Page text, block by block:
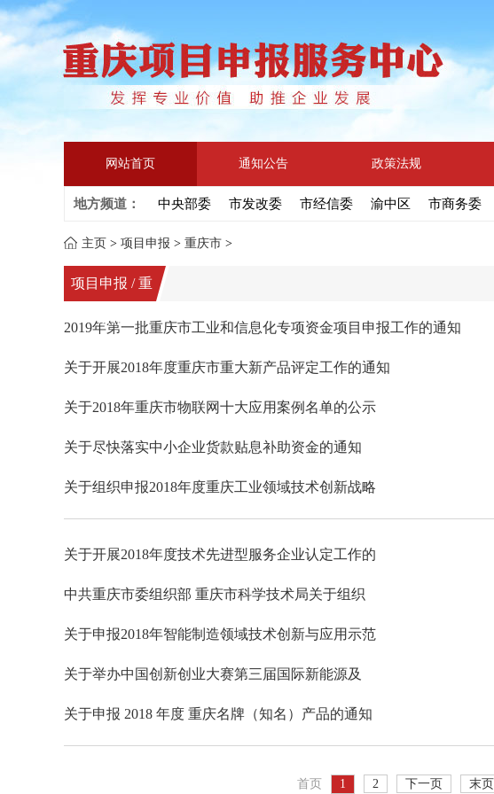
网站首页 通知公告 政策法规
地方频道： 中央部委 市发改委 市经信委 渝中区 市商务委
主页 > 项目申报 > 重庆市 >
项目申报 / 重
庆市
2019年第一批重庆市工业和信息化专项资金项目申报工作的通知
关于开展2018年度重庆市重大新产品评定工作的通知
关于2018年重庆市物联网十大应用案例名单的公示
关于尽快落实中小企业货款贴息补助资金的通知
关于组织申报2018年度重庆工业领域技术创新战略
关于开展2018年度技术先进型服务企业认定工作的
中共重庆市委组织部 重庆市科学技术局关于组织
关于申报2018年智能制造领域技术创新与应用示范
关于举办中国创新创业大赛第三届国际新能源及
关于申报 2018 年度 重庆名牌（知名）产品的通知
首页 1 2 下一页 末页